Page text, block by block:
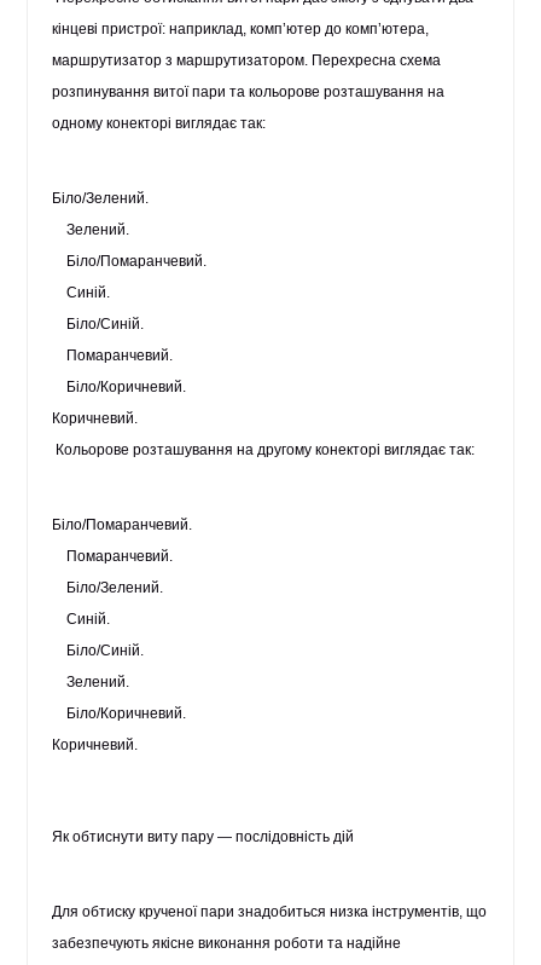
кінцеві пристрої: наприклад, комп’ютер до комп’ютера,
маршрутизатор з маршрутизатором. Перехресна схема
розпинування витої пари та кольорове розташування на
одному конекторі виглядає так:
Біло/Зелений.
Зелений.
Біло/Помаранчевий.
Синій.
Біло/Синій.
Помаранчевий.
Біло/Коричневий.
Коричневий.
Кольорове розташування на другому конекторі виглядає так:
Біло/Помаранчевий.
Помаранчевий.
Біло/Зелений.
Синій.
Біло/Синій.
Зелений.
Біло/Коричневий.
Коричневий.
Як обтиснути виту пару — послідовність дій
Для обтиску крученої пари знадобиться низка інструментів, що
забезпечують якісне виконання роботи та надійне